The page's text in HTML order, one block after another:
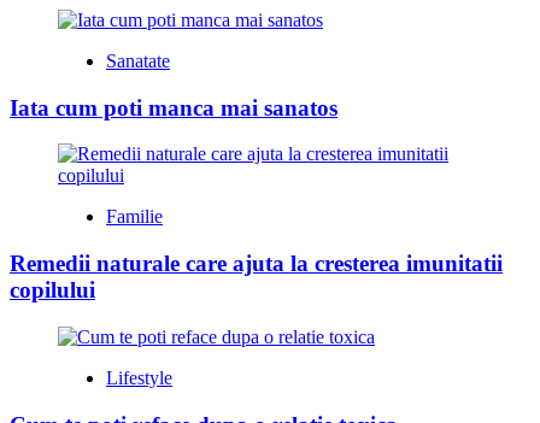
Sanatate
Iata cum poti manca mai sanatos
Familie
Remedii naturale care ajuta la cresterea imunitatii
copilului
Lifestyle